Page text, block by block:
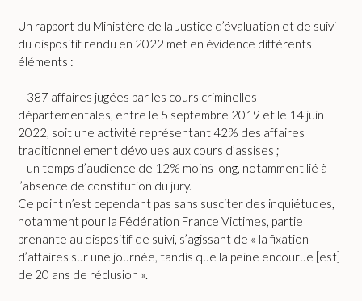
Un rapport du Ministère de la Justice d’évaluation et de suivi
du dispositif rendu en 2022 met en évidence différents
éléments :
– 387 affaires jugées par les cours criminelles
départementales, entre le 5 septembre 2019 et le 14 juin
2022, soit une activité représentant 42% des affaires
traditionnellement dévolues aux cours d’assises ;
– un temps d’audience de 12% moins long, notamment lié à
l’absence de constitution du jury.
Ce point n’est cependant pas sans susciter des inquiétudes,
notamment pour la Fédération France Victimes, partie
prenante au dispositif de suivi, s’agissant de « la fixation
d’affaires sur une journée, tandis que la peine encourue [est]
de 20 ans de réclusion ».